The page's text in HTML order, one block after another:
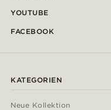
YOUTUBE
FACEBOOK
KATEGORIEN
Neue Kollektion